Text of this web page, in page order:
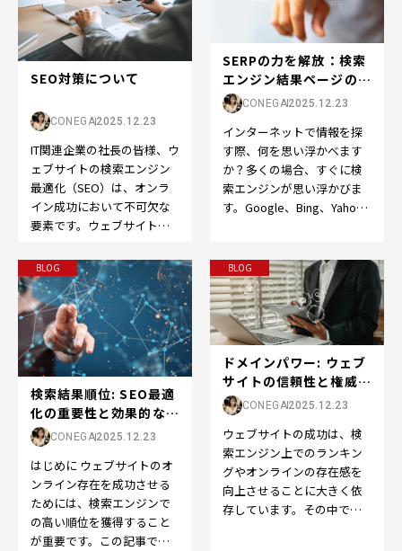
SEO対策について
CONEGA2025.12.23
IT関連企業の社長の皆様、ウ
ェブサイトの検索エンジン
最適化（SEO）は、オンラ
イン成功において不可欠な
要素です。ウェブサイトを
ポイントを押さえてS…
SERPの力を解放：検索
エンジン結果ページの世
界へようこそ
CONEGA2025.12.23
インターネットで情報を探
す際、何を思い浮かべます
か？多くの場合、すぐに検
索エンジンが思い浮かびま
す。Google、Bing、Yahoo
BLOG
検索結果順位: SEO最適
化の重要性と効果的な戦
略 CONEGA2025.12.23
はじめに ウェブサイトのオ
ンライン存在を成功させる
ためには、検索エンジンで
の高い順位を獲得すること
が重要です。この記事で
BLOG
ドメインパワー: ウェブ
サイトの信頼性と権威の
向上をサポート...
CONEGA2025.12.23
ウェブサイトの成功は、検
索エンジン上でのランキン
グやオンラインの存在感を
向上させることに大きく依
存しています。その中で